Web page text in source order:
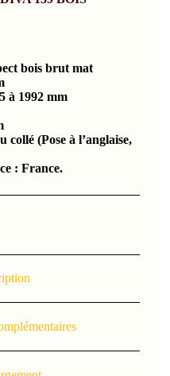
bois brut mat
à 1992 mm
collé (Pose à l’anglaise,
: France.